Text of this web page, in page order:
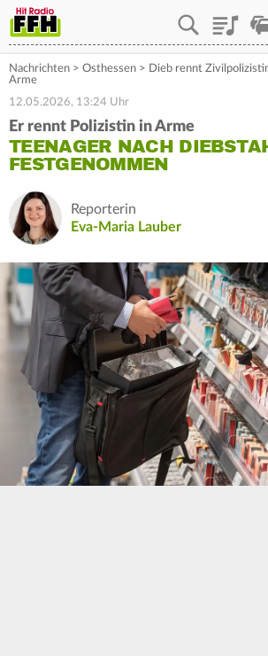
Playlist
Nachrichten > Osthessen > Dieb rennt
Arme
12.05.2026, 13:24 Uhr
Er rennt Polizistin in Arme
TEENAGER NACH
FESTGENOMMEN
Reporterin
Eva-Maria Lauber